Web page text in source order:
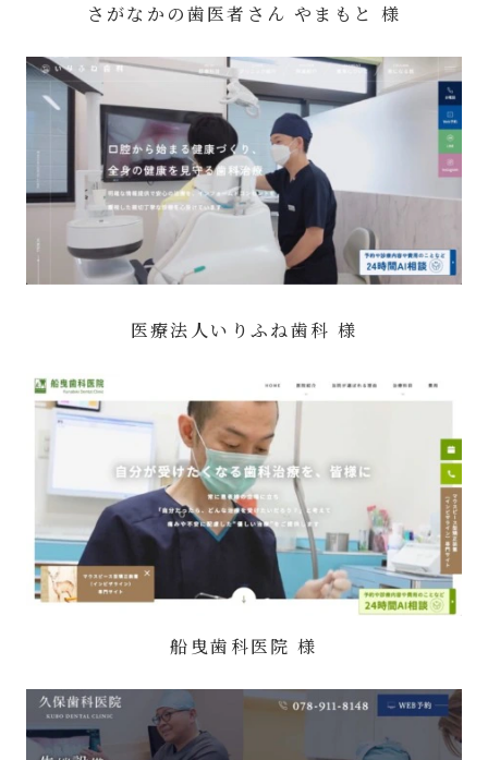
さがなかの歯医者さん やまもと 様
医療法人いりふね歯科 様
船曳歯科医院 様